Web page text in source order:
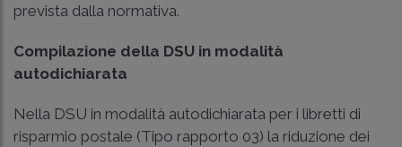
prevista dalla normativa.
Compilazione della DSU in modalità
autodichiarata
Nella DSU in modalità autodichiarata per i libretti di
risparmio postale (Tipo rapporto 03) la riduzione dei